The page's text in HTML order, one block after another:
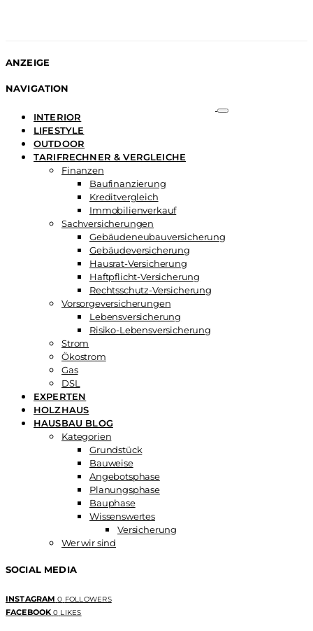
ANZEIGE
NAVIGATION
INTERIOR
LIFESTYLE
OUTDOOR
TARIFRECHNER & VERGLEICHE
Finanzen
Baufinanzierung
Kreditvergleich
Immobilienverkauf
Sachversicherungen
Gebäudeneubauversicherung
Gebäudeversicherung
Hausrat-Versicherung
Haftpflicht-Versicherung
Rechtsschutz-Versicherung
Vorsorgeversicherungen
Lebensversicherung
Risiko-Lebensversicherung
Strom
Ökostrom
Gas
DSL
EXPERTEN
HOLZHAUS
HAUSBAU BLOG
Kategorien
Grundstück
Bauweise
Angebotsphase
Planungsphase
Bauphase
Wissenswertes
Versicherung
Wer wir sind
SOCIAL MEDIA
INSTAGRAM 0 FOLLOWERS
FACEBOOK 0 LIKES